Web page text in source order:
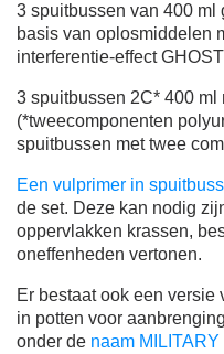
3 spuitbussen van 400 ml
basis van oplosmiddelen
interferentie-effect GHOST
3 spuitbussen 2C* 400 ml
(*tweecomponenten
spuitbussen met twee
Een vulprimer in
de set. Deze kan nodig
oppervlakken krassen,
oneffenheden vertonen.
Er bestaat ook een versie
in potten voor
onder de naam MILITARY